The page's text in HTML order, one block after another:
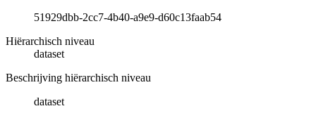
51929dbb-2cc7-4b40-a9e9-d60c13faab54
Hiërarchisch niveau
dataset
Beschrijving hiërarchisch niveau
dataset